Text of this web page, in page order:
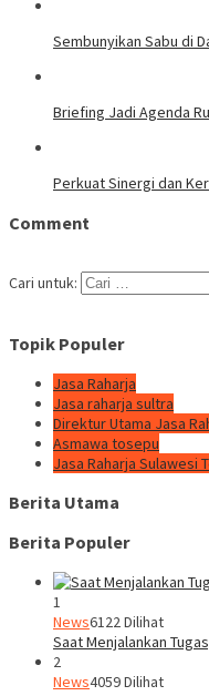
Sembunyikan Sabu di
Briefing Jadi Agenda
Perkuat Sinergi dan
Comment
Cari untuk:
Topik Populer
Jasa Raharja
Jasa raharja sultra
Direktur Utama Jasa
Asmawa tosepu
Jasa Raharja Sulawesi
Berita Utama
Berita Populer
1
News6122 Dilihat
Saat Menjalankan
2
News4059 Dilihat